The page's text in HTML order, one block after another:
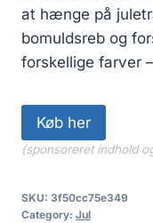
at hænge på
bomuldsreb og
forskellige farver
Køb her
(sponsoreret indhold
SKU: 3f50cc75e349
Category: Jul